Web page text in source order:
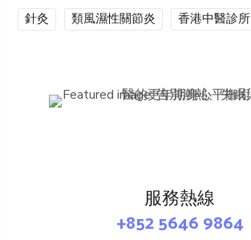
針灸
類風濕性關節炎 香港中醫診所
服務熱線
+852 5646 9864